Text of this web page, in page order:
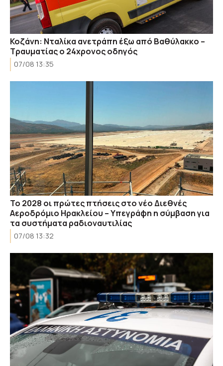
Κοζάνη: Νταλίκα ανετράπη έξω από Βαθύλακκο –
Τραυματίας ο 24χρονος οδηγός
07/08 13:35
Το 2028 οι πρώτες πτήσεις στο νέο Διεθνές
Αεροδρόμιο Ηρακλείου – Υπεγράφη η σύμβαση για
τα συστήματα ραδιοναυτιλίας
07/08 13:32